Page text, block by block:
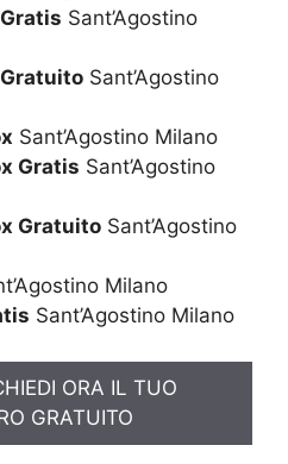
Sant’Agostino
Sant’Agostino
Sant’Agostino Milano
Gratis Sant’Agostino
Gratuito Sant’Agostino
Milano
Sant’Agostino Milano
ORA IL TUO
GRATUITO